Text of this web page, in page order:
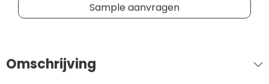
Sample aanvragen
Omschrijving